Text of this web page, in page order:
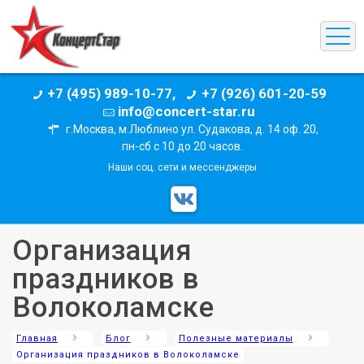
+7 (495) 989-10-77,
+7 (926) 601-20-59
info@concert-star.ru
г.Москва, м.Люблино ул. Судакова, д. 14 оф. 20,
пн-сб с 10 до 20 часов.
Наши соц. сети и мессенджеры
Организация
праздников в
Волоколамске
Главная Блог
Полезные материалы
Организация праздников в Волоколамске